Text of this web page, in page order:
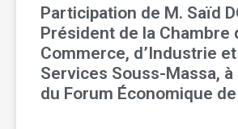
Participation de M. Saïd
Président de la Chambre
Commerce, d’Industrie
Services Souss-Massa, à
du Forum Économique